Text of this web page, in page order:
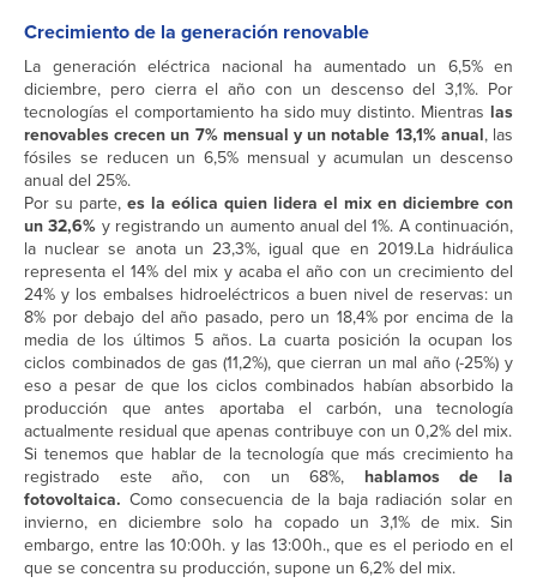
Crecimiento de la generación renovable
La generación eléctrica nacional ha aumentado un 6,5% en
diciembre, pero cierra el año con un descenso del 3,1%. Por
tecnologías el comportamiento ha sido muy distinto. Mientras las
renovables crecen un 7% mensual y un notable 13,1% anual, las
fósiles se reducen un 6,5% mensual y acumulan un descenso
anual del 25%.
Por su parte, es la eólica quien lidera el mix en diciembre con
un 32,6% y registrando un aumento anual del 1%. A continuación,
la nuclear se anota un 23,3%, igual que en 2019.La hidráulica
representa el 14% del mix y acaba el año con un crecimiento del
24% y los embalses hidroeléctricos a buen nivel de reservas: un
8% por debajo del año pasado, pero un 18,4% por encima de la
media de los últimos 5 años. La cuarta posición la ocupan los
ciclos combinados de gas (11,2%), que cierran un mal año (-25%) y
eso a pesar de que los ciclos combinados habían absorbido la
producción que antes aportaba el carbón, una tecnología
actualmente residual que apenas contribuye con un 0,2% del mix.
Si tenemos que hablar de la tecnología que más crecimiento ha
registrado este año, con un 68%, hablamos de la
fotovoltaica. Como consecuencia de la baja radiación solar en
invierno, en diciembre solo ha copado un 3,1% de mix. Sin
embargo, entre las 10:00h. y las 13:00h., que es el periodo en el
que se concentra su producción, supone un 6,2% del mix.